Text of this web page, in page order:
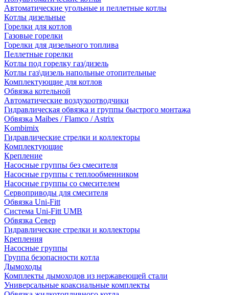
Автоматические угольные и пеллетные котлы
Котлы дизельные
Горелки для котлов
Газовые горелки
Горелки для дизельного топлива
Пеллетные горелки
Котлы под горелку газ/дизель
Котлы газ\дизель напольные отопительные
Комплектующие для котлов
Обвязка котельной
Автоматические воздухоотводчики
Гидравлическая обвязка и группы быстрого монтажа
Обвязка Maibes / Flamco / Astrix
Kombimix
Гидравлические стрелки и коллекторы
Комплектующие
Крепление
Насосные группы без смесителя
Насосные группы с теплообменником
Насосные группы со смесителем
Сервоприводы для смесителя
Обвязка Uni-Fitt
Система Uni-Fitt UMB
Обвязка Север
Гидравлические стрелки и коллекторы
Крепления
Насосные группы
Группа безопасности котла
Дымоходы
Комплекты дымоходов из нержавеющей стали
Универсальные коаксиальные комплекты